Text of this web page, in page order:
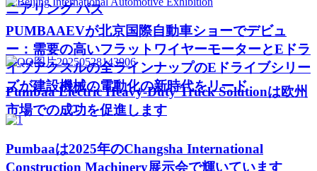
ニアリング パス
PUMBAAEVが北京国際自動車ショーでデビュ
ー：需要の高いフラットワイヤーモーターとEドラ
イブアクスルの全ラインナップのEドライブシリー
ズが建設機械の電動化の新時代をリード
Pumbaa Electric Heavy-Duty Truck Solutionは欧州
市場での成功を促進します
Pumbaaは2025年のChangsha International
Construction Machinery展示会で輝いています